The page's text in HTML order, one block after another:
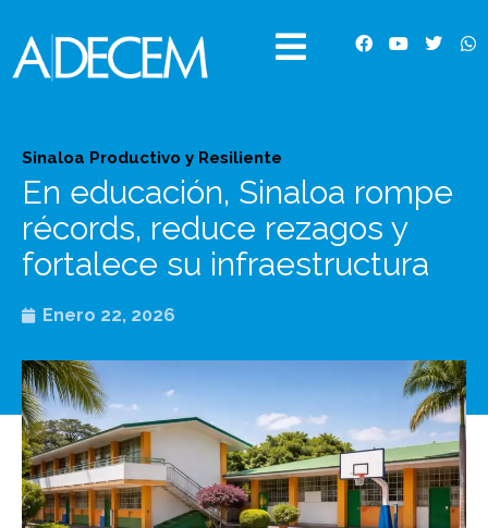
contenido
F
a
Y
T
W
Sinaloa Productivo y Resiliente
En educación, Sinaloa rompe
récords, reduce rezagos y
fortalece su infraestructura
Enero 22, 2026